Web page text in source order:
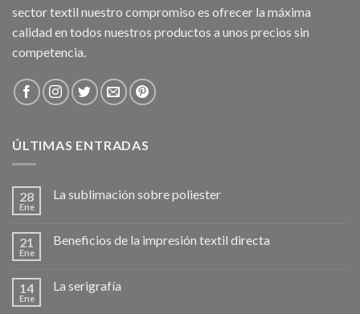
sector textil nuestro compromiso es ofrecer la máxima
calidad en todos nuestros productos a unos precios sin
competencia.
ÚLTIMAS ENTRADAS
28
Ene
La sublimación sobre poliester
21
Ene
Beneficios de la impresión textil directa
14
Ene
La serigrafía